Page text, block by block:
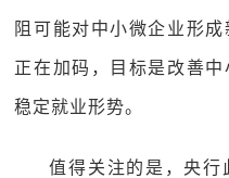
阻可能对中小微企业形
正在加码，目标是改善中
稳定就业形势。
值得关注的是，央行